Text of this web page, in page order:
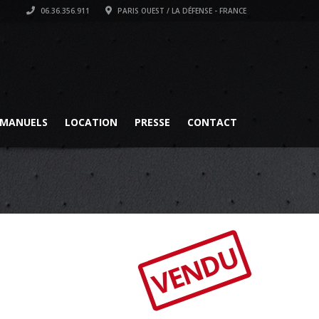
06.36.356.911 PARIS OUEST / LA DÉFENSE - FRANCE
MANUELS LOCATION PRESSE CONTACT
VENDU